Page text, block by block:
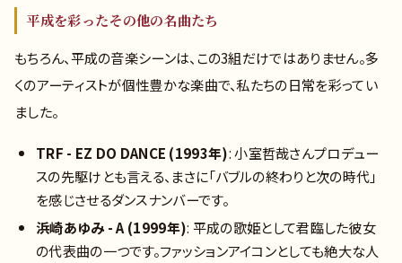
平成を彩ったその他の名曲たち
もちろん、平成の音楽シーンは、この3組だけではありません。多
くのアーティストが個性豊かな楽曲で、私たちの日常を彩ってい
ました。
TRF - EZ DO DANCE (1993年): 小室哲哉さんプロデュー
スの先駆けとも言える、まさに「バブルの終わりと次の時代」
を感じさせるダンスナンバーです。
浜崎あゆみ - A (1999年): 平成の歌姫として君臨した彼女
の代表曲の一つです。ファッションアイコンとしても絶大な人